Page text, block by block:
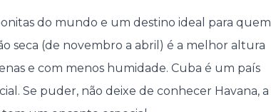
do mundo e um destino ideal para quem
seca (de novembro a abril) é a melhor altura
e com menos humidade. Cuba é um país
Se puder, não deixe de conhecer Havana, a